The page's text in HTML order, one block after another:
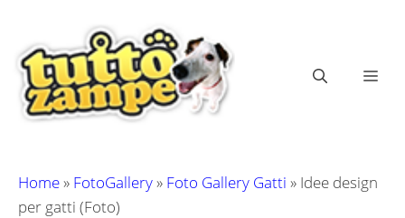
contenuto
Home» FotoGallery» Foto Gallery Gatti » Idee design
per gatti (Foto)